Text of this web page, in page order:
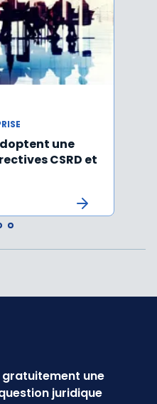
une
CSRD et
une
juridique